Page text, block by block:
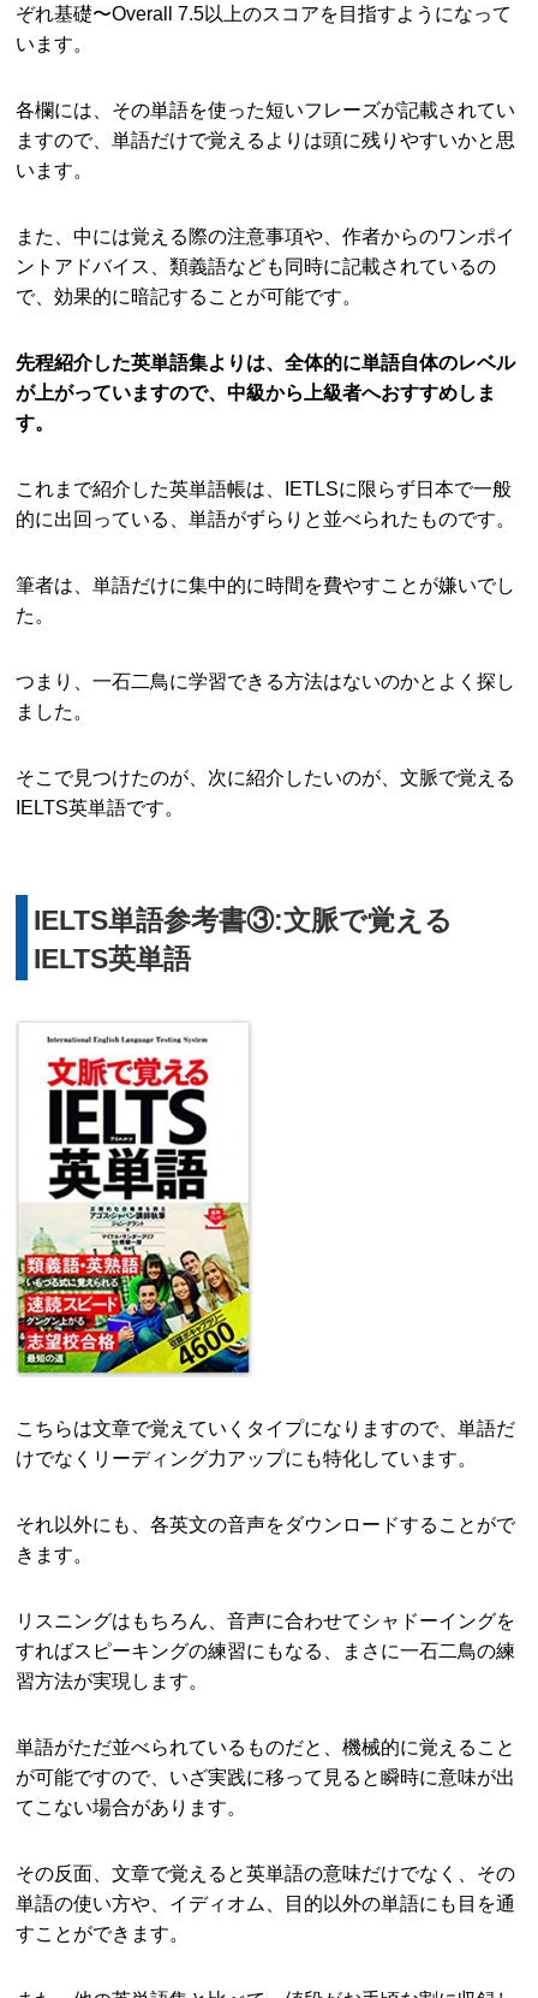
ぞれ基礎〜Overall 7.5以上のスコアを目指すようになって
います。
各欄には、その単語を使った短いフレーズが記載されてい
ますので、単語だけで覚えるよりは頭に残りやすいかと思
います。
また、中には覚える際の注意事項や、作者からのワンポイ
ントアドバイス、類義語なども同時に記載されているの
で、効果的に暗記することが可能です。
先程紹介した英単語集よりは、全体的に単語自体のレベル
が上がっていますので、中級から上級者へおすすめしま
す。
これまで紹介した英単語帳は、IETLSに限らず日本で一般
的に出回っている、単語がずらりと並べられたものです。
筆者は、単語だけに集中的に時間を費やすことが嫌いでし
た。
つまり、一石二鳥に学習できる方法はないのかとよく探し
ました。
そこで見つけたのが、次に紹介したいのが、文脈で覚える
IELTS英単語です。
IELTS単語参考書③:文脈で覚える
IELTS英単語
こちらは文章で覚えていくタイプになりますので、単語だ
けでなくリーディング力アップにも特化しています。
それ以外にも、各英文の音声をダウンロードすることがで
きます。
リスニングはもちろん、音声に合わせてシャドーイングを
すればスピーキングの練習にもなる、まさに一石二鳥の練
習方法が実現します。
単語がただ並べられているものだと、機械的に覚えること
が可能ですので、いざ実践に移って見ると瞬時に意味が出
てこない場合があります。
その反面、文章で覚えると英単語の意味だけでなく、その
単語の使い方や、イディオム、目的以外の単語にも目を通
すことができます。